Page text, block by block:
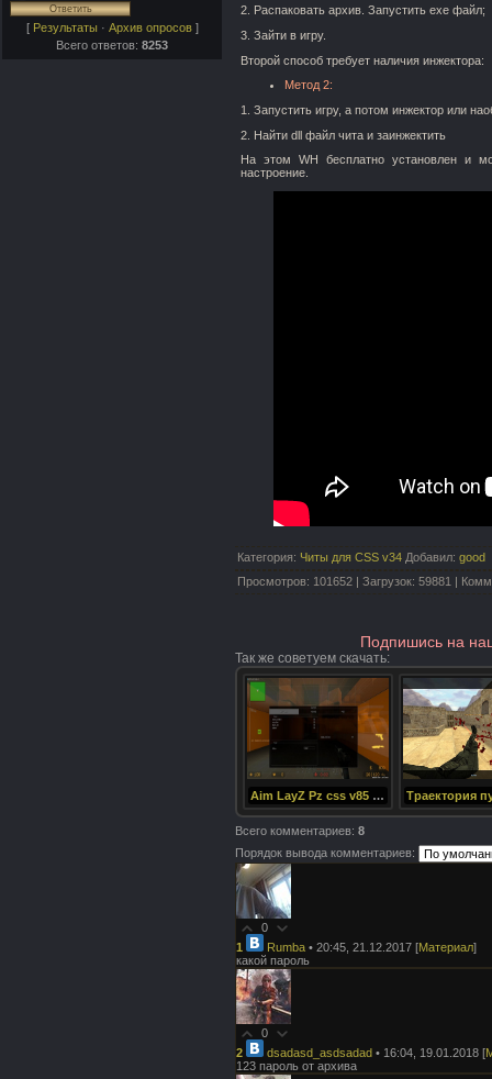
[ Результаты · Архив опросов]
Всего ответов: 8253
2. Распаковать архив. Запустить ехе файл;
3. Зайти в игру.
Второй способ требует наличия инжектора:
Метод 2:
1. Запустить игру, а потом инжектор или
2. Найти dll файл чита и заинжектить
На этом WH бесплатно установлен и
настроение.
Категория: Читы для CSS v34 Добавил: good
Просмотров: 101652 | Загрузок: 59881 |
Подпишись на
Так же советуем скачать:
Aim LayZ Pz css v85 Public
Всего комментариев: 8
Порядок вывода комментариев:
0
1
Rumba • 20:45, 21.12.2017 [Материал]
какой пароль
0
2
dsadasd_asdsadad • 16:04, 19.01.2018 [
123 пароль от архива